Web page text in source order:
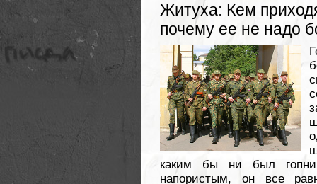
Житуха: Кем
почему ее не надо
каким бы ни был
напористым, он все